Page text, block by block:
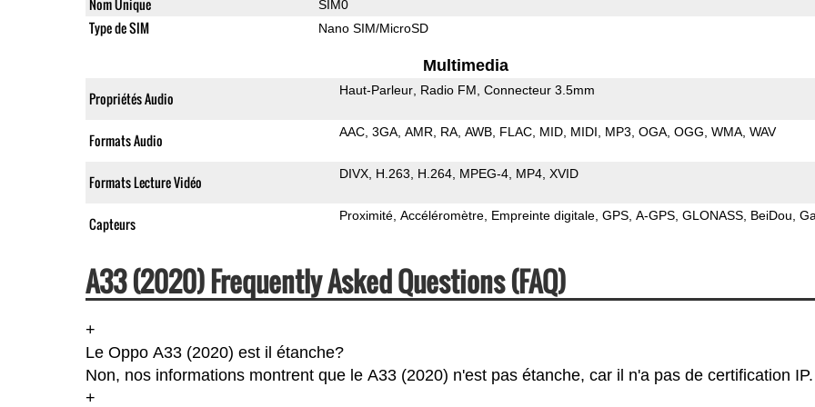
Nom Unique SIM0
Type de SIM Nano SIM/MicroSD
Multimedia
Propriétés Audio Haut-Parleur Radio FM Connecteur 3.5mm
Formats Audio AAC 3GA AMR RA AWB FLAC MID MIDI MP3 OGA OGG WMA WAV
Formats Lecture Vidéo DIVX H.263 H.264 MPEG-4 MP4 XVID
Capteurs Proximité Accéléromètre Empreinte digitale GPS A-GPS GLONASS BeiDou
A33 (2020) Frequently Asked Questions (FAQ)
+
Le Oppo A33 (2020) est il étanche?
Non, nos informations montrent que le A33 (2020) n'est pas étanche, car il n'a pas de certification IP.
+